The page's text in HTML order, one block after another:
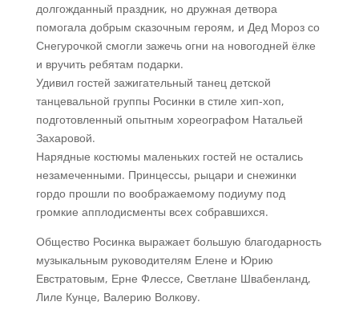
долгожданный праздник, но дружная детвора
помогала добрым сказочным героям, и Дед Мороз со
Снегурочкой смогли зажечь огни на новогодней ёлке
и вручить ребятам подарки.
Удивил гостей зажигательный танец детской
танцевальной группы Росинки в стиле хип-хоп,
подготовленный опытным хореографом Натальей
Захаровой.
Нарядные костюмы маленьких гостей не остались
незамеченными. Принцессы, рыцари и снежинки
гордо прошли по воображаемому подиуму под
громкие апплодисменты всех собравшихся.
Общество Росинка выражает большую благодарность
музыкальным руководителям Елене и Юрию
Евстратовым, Ерне Флессе, Светлане Швабенланд,
Лиле Кунце, Валерию Волкову.